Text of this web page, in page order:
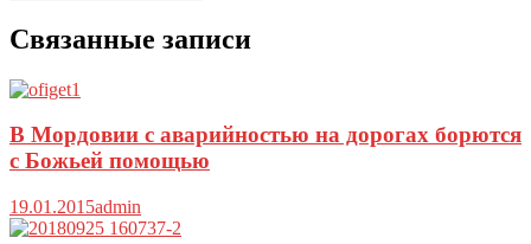
Связанные записи
В Мордовии с аварийностью на дорогах борются
с Божьей помощью
19.01.2015admin